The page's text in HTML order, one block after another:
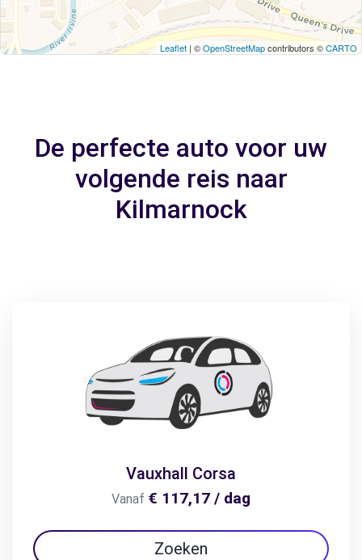
Leaflet | ©OpenStreetMapcontributors ©CARTO
De perfecte auto voor uw
volgende reis naar
Kilmarnock
Vauxhall Corsa
Vanaf € 117,17 / dag
Zoeken